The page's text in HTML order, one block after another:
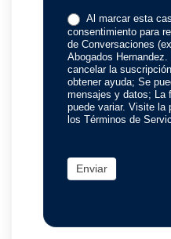
Al marcar esta
consentimiento para
de Conversaciones
Abogados
cancelar la
obtener ayuda; Se
mensajes y datos; La
puede variar. Visite la
los Términos de
Enviar